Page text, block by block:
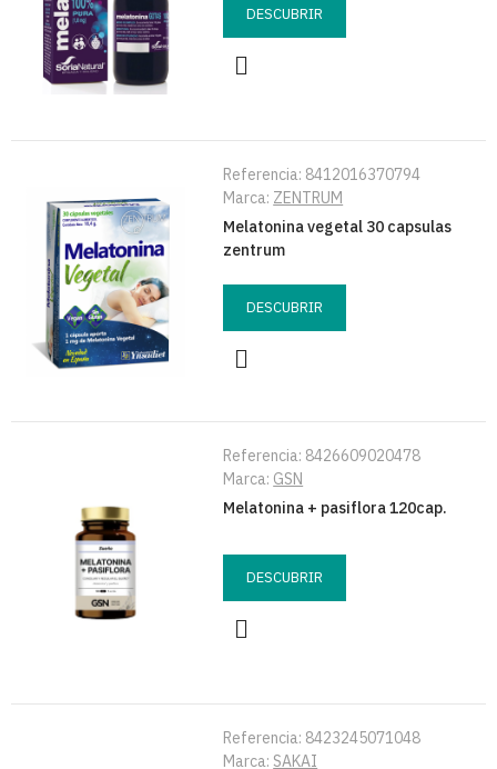
DESCUBRIR
Referencia: 8412016370794
Marca: ZENTRUM
Melatonina vegetal 30 capsulas
zentrum
DESCUBRIR
Referencia: 8426609020478
Marca: GSN
Melatonina + pasiflora 120cap.
DESCUBRIR
Referencia: 8423245071048
Marca: SAKAI